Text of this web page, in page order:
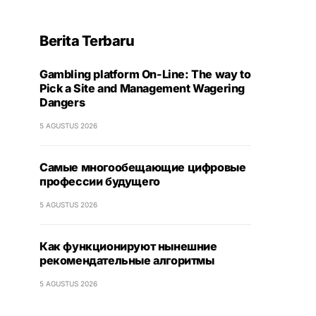
Berita Terbaru
Gambling platform On-Line: The way to
Pick a Site and Management Wagering
Dangers
5 AGUSTUS 2026
Самые многообещающие цифровые
профессии будущего
5 AGUSTUS 2026
Как функционируют нынешние
рекомендательные алгоритмы
5 AGUSTUS 2026